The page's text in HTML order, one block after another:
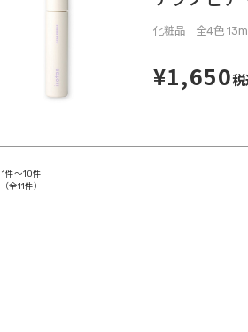
化粧品 全4色
¥1,650
1件～10件
（全11件）